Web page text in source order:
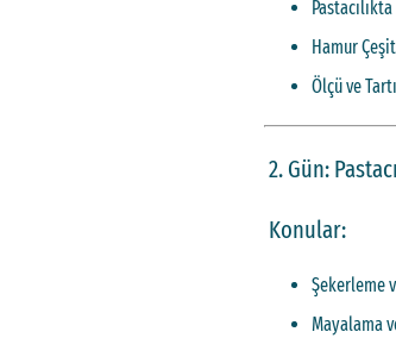
Hamur
Ölçü ve
2. Gün:
Konular:
Şekerleme
Mayalama